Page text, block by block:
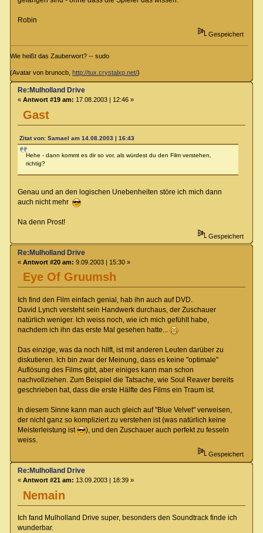
Robin
Gespeichert
Wie heißt das Zauberwort? -- sudo
(Avatar von brunocb, http://tux.crystalxp.net/)
Gast
Re:Mulholland Drive
« Antwort #19 am: 17.08.2003 | 12:46 »
Zitat von: Samael am 14.08.2003 | 16:43
Hehe - dann kommt es dir so vor, als würdest du den Film verstehen,
richtig?
Genau und an den logischen Unebenheiten störe ich mich dann
auch nicht mehr
Na denn Prost!
Gespeichert
Eye Of Gruumsh
Re:Mulholland Drive
« Antwort #20 am: 9.09.2003 | 15:30 »
Ich find den Film einfach genial, hab ihn auch auf DVD.
David Lynch versteht sein Handwerk durchaus, der Zuschauer
natürlich weniger. Ich weiss noch, wie ich mich gefühlt habe,
nachdem ich ihn das erste Mal gesehen hatte...
Das einzige, was da noch hilft, ist mit anderen Leuten darüber zu
diskutieren. Ich bin zwar der Meinung, dass es keine "optimale"
Auflösung des Films gibt, aber einiges kann man schon
nachvollziehen. Zum Beispiel die Tatsache, wie Soul Reaver bereits
geschrieben hat, dass die erste Hälfte des Films ein Traum ist.
In diesem Sinne kann man auch gleich auf "Blue Velvet" verweisen,
der nicht ganz so kompliziert zu verstehen ist (was natürlich keine
Meisterleistung ist
), und den Zuschauer auch perfekt zu fesseln
weiss.
Gespeichert
Nemain
Re:Mulholland Drive
« Antwort #21 am: 13.09.2003 | 18:39 »
Ich fand Mulholland Drive super, besonders den Soundtrack finde ich
wunderbar.